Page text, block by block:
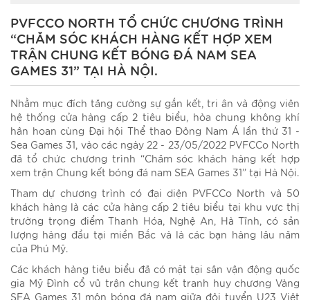
PVFCCO NORTH TỔ CHỨC CHƯƠNG TRÌNH
“CHĂM SÓC KHÁCH HÀNG KẾT HỢP XEM
TRẬN CHUNG KẾT BÓNG ĐÁ NAM SEA
GAMES 31” TẠI HÀ NỘI.
Nhằm mục đích tăng cường sự gắn kết, tri ân và động viên
hệ thống cửa hàng cấp 2 tiêu biểu, hòa chung không khí
hân hoan cùng Đại hội Thể thao Đông Nam Á lần thứ 31 -
Sea Games 31, vào các ngày 22 - 23/05/2022 PVFCCo North
đã tổ chức chương trình “Chăm sóc khách hàng kết hợp
xem trận Chung kết bóng đá nam SEA Games 31” tại Hà Nội.
Tham dự chương trình có đại diện PVFCCo North và 50
khách hàng là các cửa hàng cấp 2 tiêu biểu tại khu vực thị
trường trọng điểm Thanh Hóa, Nghệ An, Hà Tĩnh, có sản
lượng hàng đầu tại miền Bắc và là các bạn hàng lâu năm
của Phú Mỹ.
Các khách hàng tiêu biểu đã có mặt tại sân vận động quốc
gia Mỹ Đình cổ vũ trận chung kết tranh huy chương Vàng
SEA Games 31 môn bóng đá nam giữa đội tuyển U23 Việt